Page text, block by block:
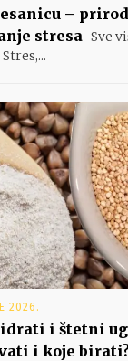
–
stresa Sve
2026.
i štetni
i koje